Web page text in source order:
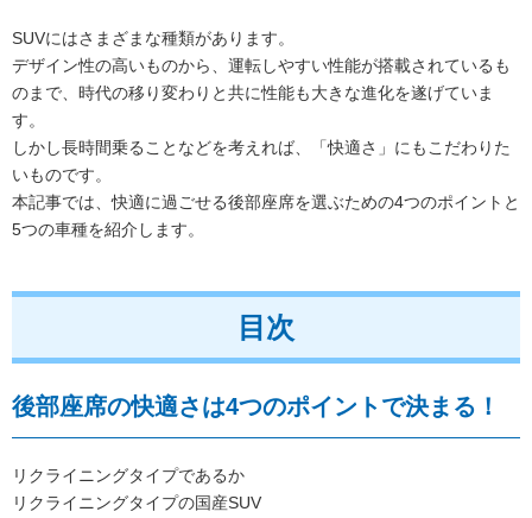
SUVにはさまざまな種類があります。
デザイン性の高いものから、運転しやすい性能が搭載されているも
のまで、時代の移り変わりと共に性能も大きな進化を遂げていま
す。
しかし長時間乗ることなどを考えれば、「快適さ」にもこだわりた
いものです。
本記事では、快適に過ごせる後部座席を選ぶための4つのポイントと
5つの車種を紹介します。
目次
後部座席の快適さは4つのポイントで決まる！
リクライニングタイプであるか
リクライニングタイプの国産SUV